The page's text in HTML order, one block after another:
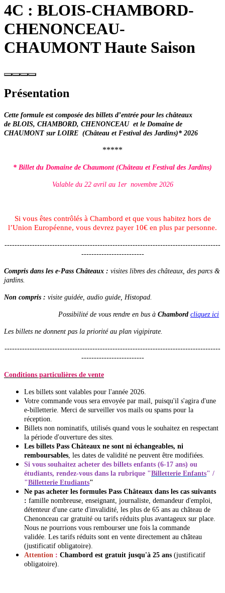
4C : BLOIS-CHAMBORD-
CHENONCEAU-
CHAUMONT Haute Saison
Présentation
Cette formule est composée des billets d’entrée pour les châteaux
de BLOIS, CHAMBORD, CHENONCEAU et le Domaine de
CHAUMONT sur LOIRE (Château et Festival des Jardins)* 2026
*****
* Billet du Domaine de Chaumont (Château et Festival des Jardins)
Valable du 22 avril au 1er novembre 2026
Si vous êtes contrôlés à Chambord et que vous habitez hors de
l’Union Européenne, vous devrez payer 10€ en plus par personne.
--------------------------------------------------------------------------------------
-------------------------
Compris dans les e-Pass Châteaux : visites libres des châteaux, des parcs &
jardins.
Non compris : visite guidée, audio guide, Histopad.
Possibilité de vous rendre en bus à Chambord cliquez ici
Les billets ne donnent pas la priorité au plan vigipirate.
--------------------------------------------------------------------------------------
-------------------------
Conditions particulières de vente
Les billets sont valables pour l'année 2026.
Votre commande vous sera envoyée par mail, puisqu'il s'agira d'une
e-billetterie. Merci de surveiller vos mails ou spams pour la
réception.
Billets non nominatifs, utilisés quand vous le souhaitez en respectant
la période d'ouverture des sites.
Les billets Pass Châteaux ne sont ni échangeables, ni
remboursables, les dates de validité ne peuvent être modifiées.
Si vous souhaitez acheter des billets enfants (6-17 ans) ou
étudiants, rendez-vous dans la rubrique "Billetterie Enfants" /
"Billetterie Etudiants"
Ne pas acheter les formules Pass Châteaux dans les cas suivants
: famille nombreuse, enseignant, journaliste, demandeur d'emploi,
détenteur d'une carte d'invalidité, les plus de 65 ans au château de
Chenonceau car gratuité ou tarifs réduits plus avantageux sur place.
Nous ne pourrions vous rembourser une fois la commande
validée. Les tarifs réduits sont en vente directement au château
(justificatif obligatoire).
Attention : Chambord est gratuit jusqu'à 25 ans (justificatif
obligatoire).